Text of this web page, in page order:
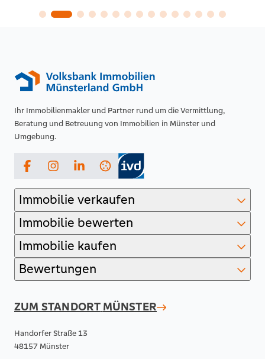
Ihr Immobilienmakler und Partner rund um die Vermittlung,
Beratung und Betreuung von Immobilien in Münster und
Umgebung.
FacebookInstagramLinkedIn
Immobilie verkaufen
Immobilie bewerten
Immobilie kaufen
Bewertungen
ZUM STANDORT MÜNSTER
Handorfer Straße 13
48157 Münster